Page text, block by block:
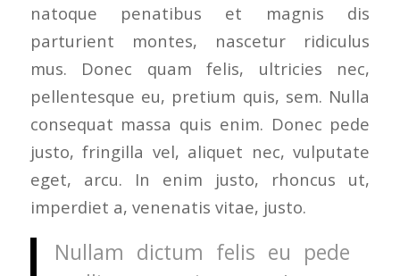
natoque penatibus et magnis dis
parturient montes, nascetur ridiculus
mus. Donec quam felis, ultricies nec,
pellentesque eu, pretium quis, sem. Nulla
consequat massa quis enim. Donec pede
justo, fringilla vel, aliquet nec, vulputate
eget, arcu. In enim justo, rhoncus ut,
imperdiet a, venenatis vitae, justo.
Nullam dictum felis eu pede